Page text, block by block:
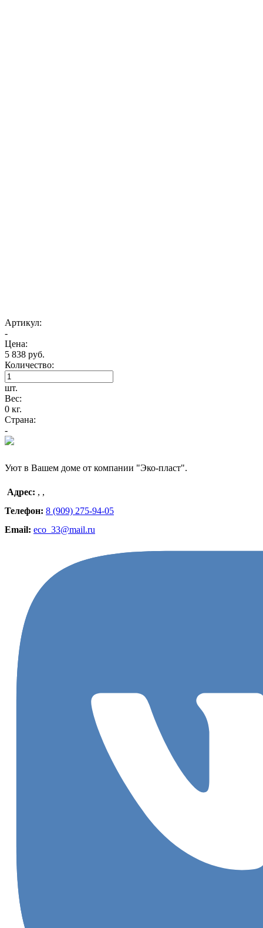
Артикул:
-
Цена:
5 838 руб.
Количество:
шт.
Вес:
0 кг.
Страна:
-
Уют в Вашем доме от компании "Эко-пласт".
Адрес: , ,
Телефон: 8 (909) 275-94-05
Email: eco_33@mail.ru